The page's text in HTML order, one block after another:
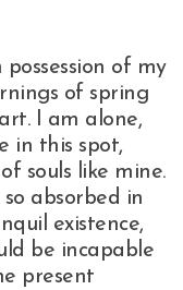
of my
of spring
I am alone,
in this spot,
souls like mine.
absorbed in
existence,
be incapable
present